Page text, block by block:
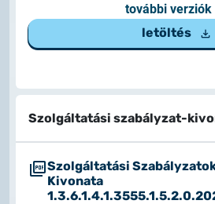
további verziók
letöltés
Szolgáltatási szabályzat-
Szolgáltatási
Kivonata